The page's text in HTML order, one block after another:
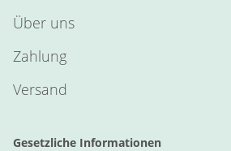
Über uns
Zahlung
Versand
Gesetzliche Informationen